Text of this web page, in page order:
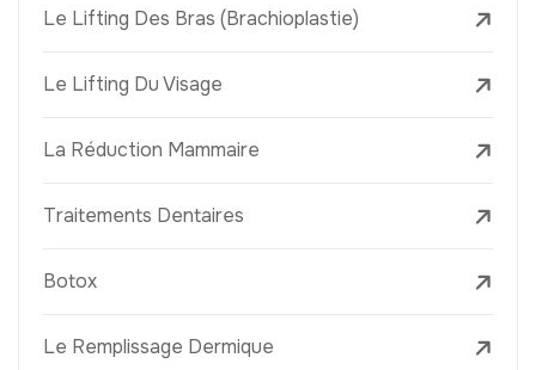
Le Lifting Des Bras (Brachioplastie)
Le Lifting Du Visage
La Réduction Mammaire
Traitements Dentaires
Botox
Le Remplissage Dermique